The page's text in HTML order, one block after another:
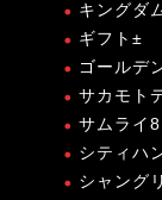
キングダ
ギフト±
ゴールデ
サカモト
サムライ
シティハ
シャング